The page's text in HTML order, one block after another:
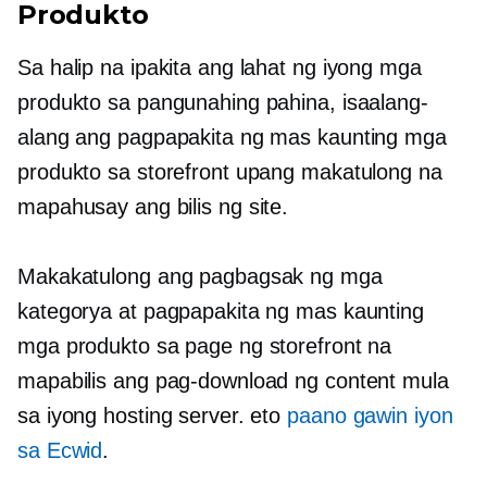
Produkto
Sa halip na ipakita ang lahat ng iyong mga
produkto sa pangunahing pahina, isaalang-
alang ang pagpapakita ng mas kaunting mga
produkto sa storefront upang makatulong na
mapahusay ang bilis ng site.
Makakatulong ang pagbagsak ng mga
kategorya at pagpapakita ng mas kaunting
mga produkto sa page ng storefront na
mapabilis ang pag-download ng content mula
sa iyong hosting server. eto paano gawin iyon
sa Ecwid.